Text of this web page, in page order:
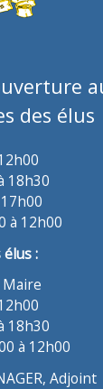
des élus
18h30
à 12h00
:
Maire
18h30
à 12h00
Adjoint